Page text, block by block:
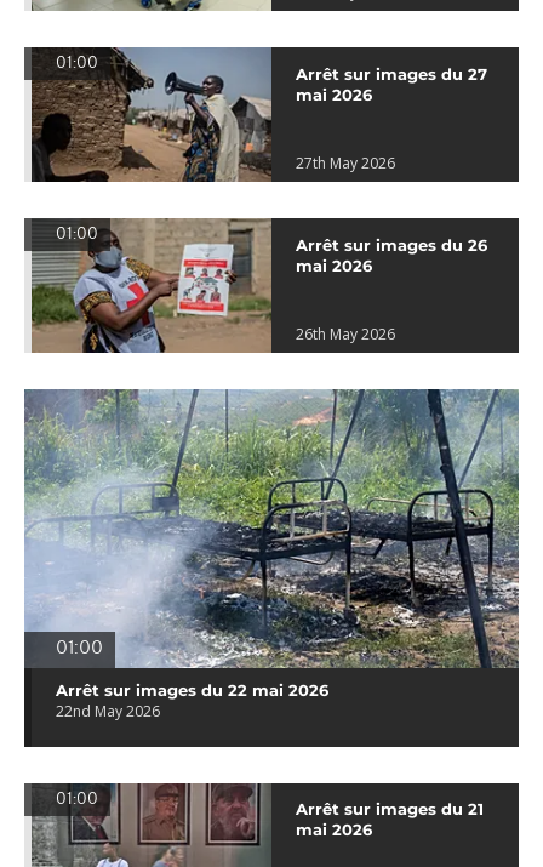
01:00
Arrêt sur images du 27
mai 2026
27th May 2026
01:00
Arrêt sur images du 26
mai 2026
26th May 2026
01:00
Arrêt sur images du 22 mai 2026
22nd May 2026
01:00
Arrêt sur images du 21
mai 2026